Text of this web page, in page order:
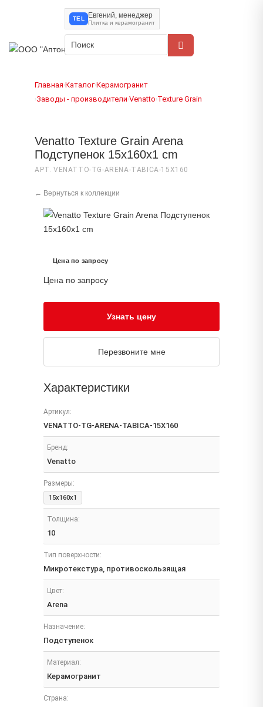
TEL Евгений, менеджер
Плитка и керамогранит
Главная›Каталог›Керамогранит
›Заводы - производители›Venatto›Texture Grain
Venatto Texture Grain Arena
Подступенок 15x160x1 cm
АРТ. VENATTO-TG-ARENA-TABICA-15X160
← Вернуться к коллекции
Цена по запросу
Цена по запросу
Узнать цену
Перезвоните мне
Характеристики
Артикул:
VENATTO-TG-ARENA-TABICA-15X160
Бренд:
Venatto
Размеры:
15x160x1
Толщина:
10
Тип поверхности:
Микротекстура, противоскользящая
Цвет:
Arena
Назначение:
Подступенок
Материал:
Керамогранит
Страна: